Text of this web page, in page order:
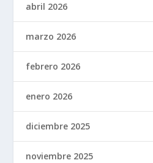
abril 2026
marzo 2026
febrero 2026
enero 2026
diciembre 2025
noviembre 2025